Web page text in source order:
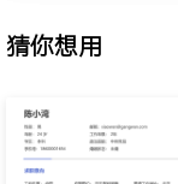
4.渠道拓展与管理
营销话术，新增有
5.价格策略制定：
发价目表；针对促
猜你想用